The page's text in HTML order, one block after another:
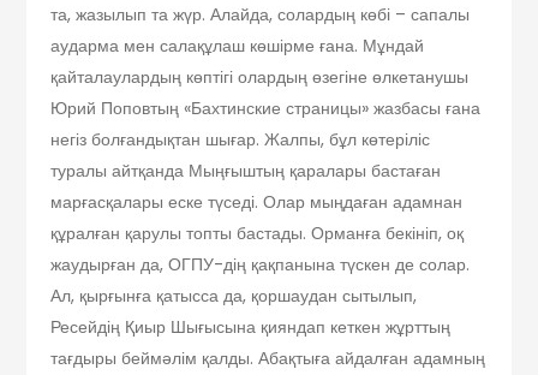
та, жазылып та жүр. Алайда, солардың көбі – сапалы
аударма мен салақұлаш көшірме ғана. Мұндай
қайталаулардың көптігі олардың өзегіне өлкетанушы
Юрий Поповтың «Бахтинские страницы» жазбасы ғана
негіз болғандықтан шығар. Жалпы, бұл көтеріліс
туралы айтқанда Мыңғыштың қаралары бастаған
марғасқалары еске түседі. Олар мыңдаған адамнан
құралған қарулы топты бастады. Орманға бекініп, оқ
жаудырған да, ОГПУ-дің қақпанына түскен де солар.
Ал, қырғынға қатысса да, қоршаудан сытылып,
Ресейдің Қиыр Шығысына қияндап кеткен жұрттың
тағдыры беймәлім қалды. Абақтыға айдалған адамның